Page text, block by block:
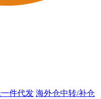
件代发 海外仓中转/补仓